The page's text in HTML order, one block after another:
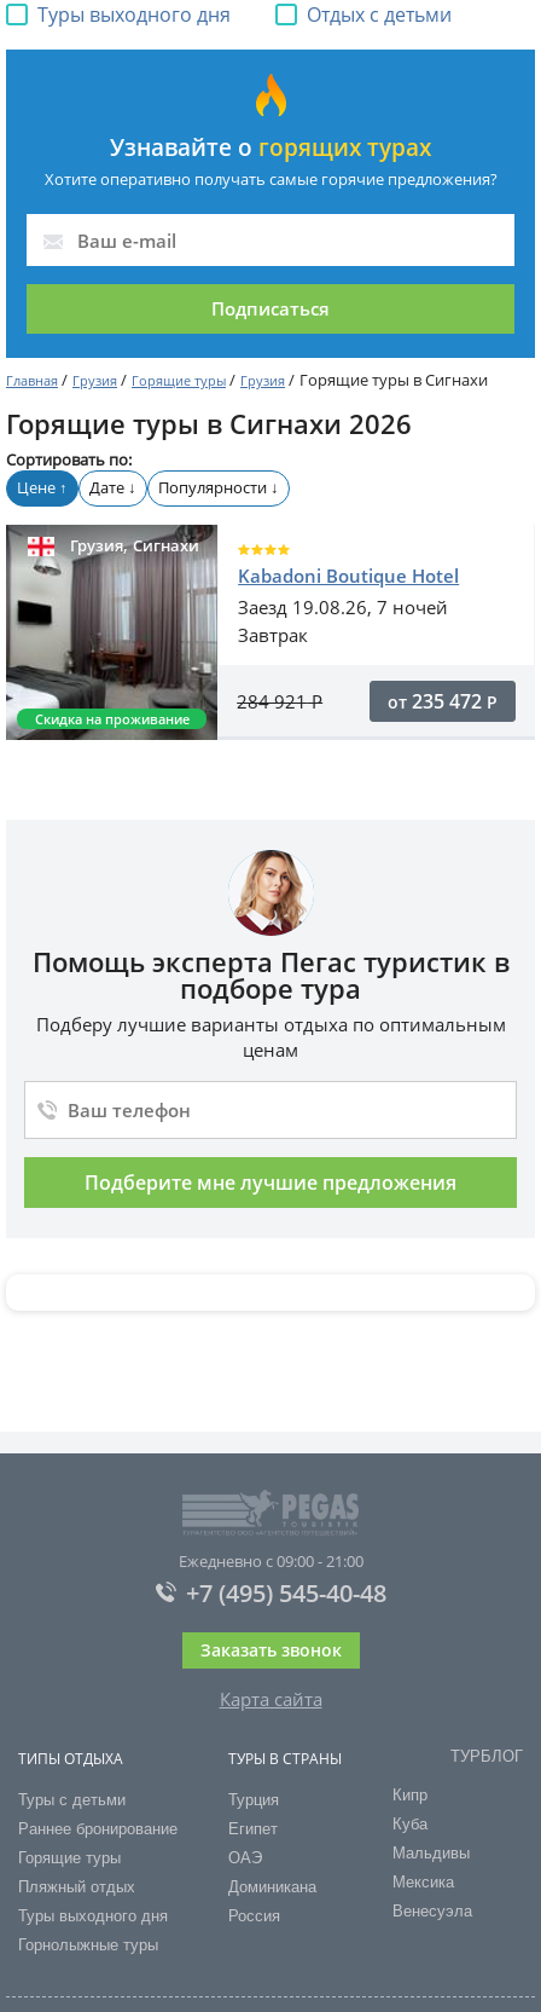
Туры выходного дня
Отдых с детьми
Узнавайте о горящих турах
Хотите оперативно получать самые горячие предложения?
Подписаться
Главная / Грузия / Горящие туры / Грузия / Горящие туры в Сигнахи
Горящие туры в Сигнахи 2026
Сортировать по:
Цене ↑ Дате ↓ Популярности ↓
Грузия,Сигнахи
Скидка на проживание
Kabadoni Boutique Hotel
Заезд 19.08.26, 7 ночей
Завтрак
284 921Р от 235 472 Р
Помощь эксперта Пегас туристик в
подборе тура
Подберу лучшие варианты отдыха по оптимальным
ценам
Подберите мне лучшие предложения
Ежедневно с 09:00 - 21:00
+7 (495) 545-40-48
Заказать звонок
Карта сайта
ТИПЫ ОТДЫХА
Туры с детьми
Раннее бронирование
Горящие туры
Пляжный отдых
Туры выходного дня
Горнолыжные туры
ТУРЫ В СТРАНЫ
Турция
Египет
ОАЭ
Доминикана
Россия
ТУРБЛОГ
Кипр
Куба
Мальдивы
Мексика
Венесуэла